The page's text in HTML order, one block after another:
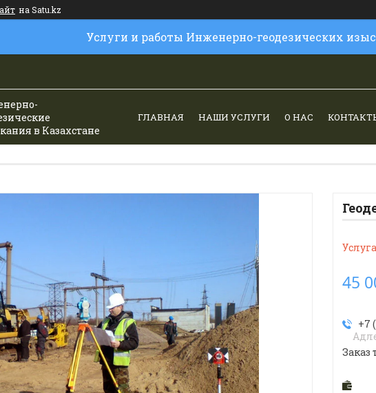
на Satu.kz
Услуги и работы Инженерно-геодезических
в Казахстане
ГЛАВНАЯ НАШИ УСЛУГИ О НАС
Услуга
45
+7
Заказ